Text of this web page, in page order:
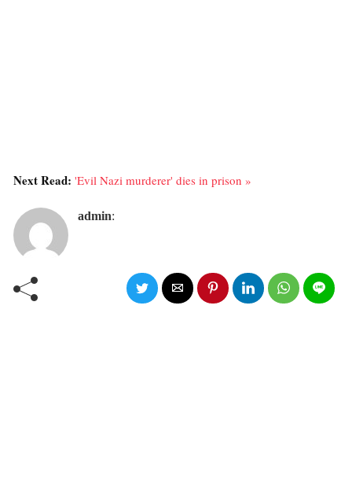
Next Read: 'Evil Nazi murderer' dies in prison »
admin: